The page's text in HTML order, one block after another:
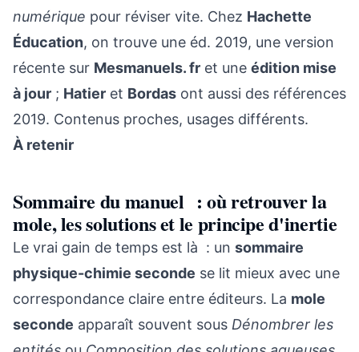
numérique pour réviser vite. Chez Hachette
Éducation, on trouve une éd. 2019, une version
récente sur Mesmanuels. fr et une édition mise
à jour ; Hatier et Bordas ont aussi des références
2019. Contenus proches, usages différents.
À retenir
Sommaire du manuel : où retrouver la
mole, les solutions et le principe d'inertie
Le vrai gain de temps est là : un sommaire
physique-chimie seconde se lit mieux avec une
correspondance claire entre éditeurs. La mole
seconde apparaît souvent sous Dénombrer les